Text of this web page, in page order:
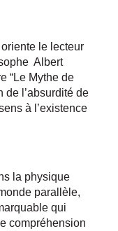
le lecteur
Albert
“Le Mythe de
de l’absurdité de
à l’existence
la physique
parallèle,
qui
compréhension